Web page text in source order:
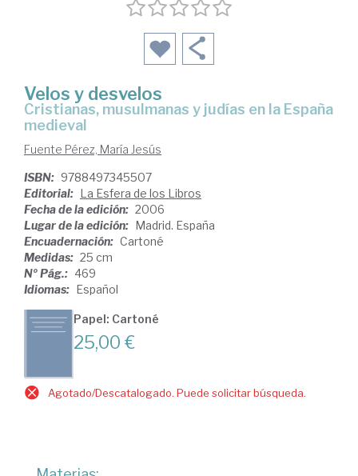
Velos y desvelos
cristianas, musulmanas y judías en la España
medieval
Fuente Pérez, María Jesús
ISBN: 9788497345507
Editorial: La Esfera de los Libros
Fecha de la edición: 2006
Lugar de la edición: Madrid. España
Encuadernación: Cartoné
Medidas: 25 cm
Nº Pág.: 469
Idiomas: Español
Papel: Cartoné
25,00 €
Agotado/Descatalogado. Puede solicitar búsqueda.